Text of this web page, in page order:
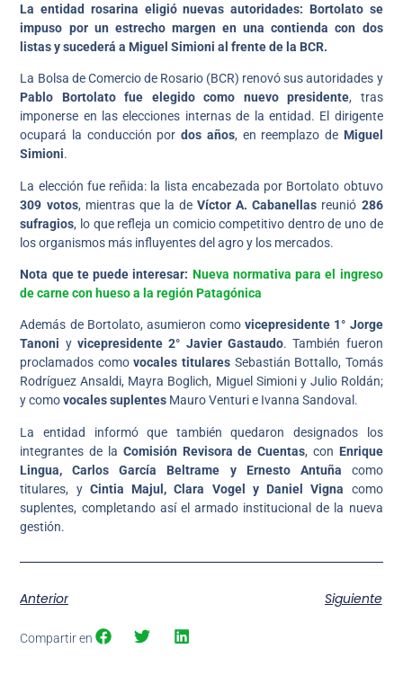
La entidad rosarina eligió nuevas autoridades: Bortolato se
impuso por un estrecho margen en una contienda con dos
listas y sucederá a Miguel Simioni al frente de la BCR.
La Bolsa de Comercio de Rosario (BCR) renovó sus autoridades y
Pablo Bortolato fue elegido como nuevo presidente, tras
imponerse en las elecciones internas de la entidad. El dirigente
ocupará la conducción pordos años, en reemplazo de Miguel
Simioni.
La elección fue reñida: la lista encabezada por Bortolato obtuvo
309 votos, mientras que la deVíctor A. Cabanellas reunió 286
sufragios, lo que refleja un comicio competitivo dentro de uno de
los organismos más influyentes del agro y los mercados.
Nota que te puede interesar: Nueva normativa para el ingreso
de carne con hueso a la región Patagónica
Además de Bortolato, asumieron comovicepresidente 1° Jorge
Tanoni yvicepresidente 2° Javier Gastaudo. También fueron
proclamados comovocales titulares Sebastián Bottallo, Tomás
Rodríguez Ansaldi, Mayra Boglich, Miguel Simioni y Julio Roldán;
y comovocales suplentes Mauro Venturi e Ivanna Sandoval.
La entidad informó que también quedaron designados los
integrantes de la Comisión Revisora de Cuentas, con Enrique
Lingua, Carlos García Beltrame y Ernesto Antuña como
titulares, y Cintia Majul, Clara Vogel y Daniel Vigna como
suplentes, completando así el armado institucional de la nueva
gestión.
Anterior Siguiente
Compartir en